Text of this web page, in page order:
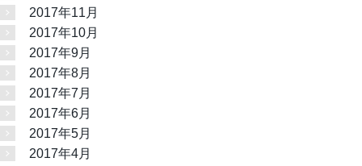
2017年11月
2017年10月
2017年9月
2017年8月
2017年7月
2017年6月
2017年5月
2017年4月